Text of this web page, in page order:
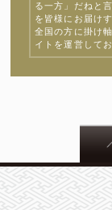
る一方」だねと
を皆様にお届け
全国の方に掛け
イトを運営して